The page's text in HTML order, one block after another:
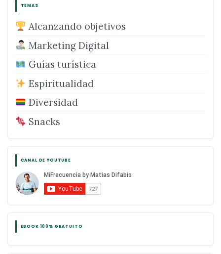
TEMAS
Alcanzando objetivos
Marketing Digital
Guías turística
Espiritualidad
Diversidad
Snacks
CANAL DE YOUTUBE
EBOOK 100% GRATUITO